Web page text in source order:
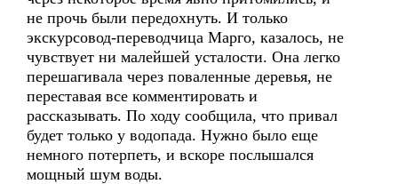
не прочь были передохнуть. И только
экскурсовод-переводчица Марго, казалось, не
чувствует ни малейшей усталости. Она легко
перешагивала через поваленные деревья, не
переставая все комментировать и
рассказывать. По ходу сообщила, что привал
будет только у водопада. Нужно было еще
немного потерпеть, и вскоре послышался
мощный шум воды.